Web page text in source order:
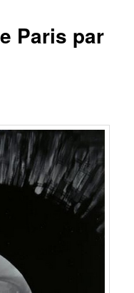
Paris par